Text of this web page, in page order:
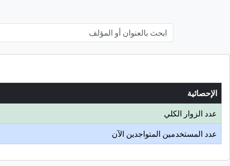
الإحصائية
عدد الزوار الكلي
عدد المستخدمين المتواجدين الآن